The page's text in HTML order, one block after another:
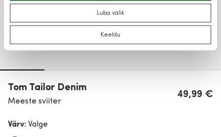
Luba valik
Keeldu
Tom Tailor Denim
Meeste sviiter
49,99 €
Värv: Valge